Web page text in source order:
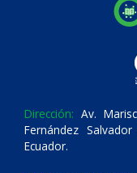
Dirección: Av.
Fernández
Ecuador.